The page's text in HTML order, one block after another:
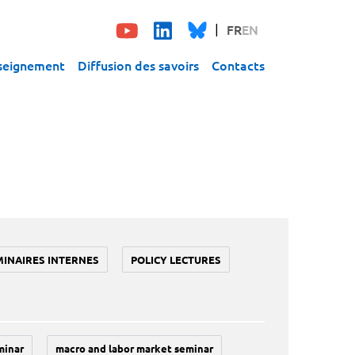
FREN
Diffusion des savoirs Contacts
INTERNES POLICY LECTURES
macro and labor market seminar